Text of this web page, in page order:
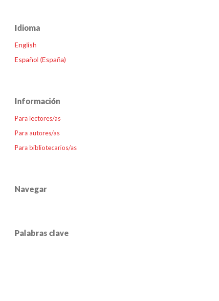
Idioma
English
Español (España)
Información
Para lectores/as
Para autores/as
Para bibliotecarios/as
Navegar
Palabras clave